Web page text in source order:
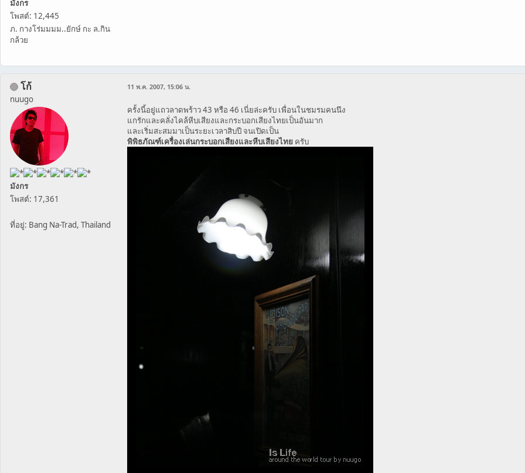
มังกร
โพสต์: 12,445
ภ. กางโร่มมมม..ยักษ์ กะ ล.กิน
กล้วย
โก้
nuugo
มังกร
โพสต์: 17,361
ที่อยู่: Bang Na-Trad, Thailand
11 พ.ค. 2007, 15:06 น.
ครั้งนี้อยู่แถวลาดพร้าว 43 หรือ 46 เนี่ยล่ะครับ เพื่อนในชมรมคนนึง
แกรักและคลั่งไคล้หีบเสียงและกระบอกเสียงไทยเป็นอันมาก
และเริ่มสะสมมาเป็นระยะเวลาสิบปี จนเปิดเป็น
พิพิธภัณฑ์เครื่องเล่นกระบอกเสียงและหีบเสียงไทย ครับ